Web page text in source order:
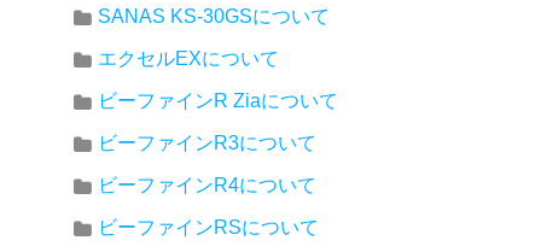
SANAS KS-30GSについて
エクセルEXについて
ビーファインR Ziaについて
ビーファインR3について
ビーファインR4について
ビーファインRSについて